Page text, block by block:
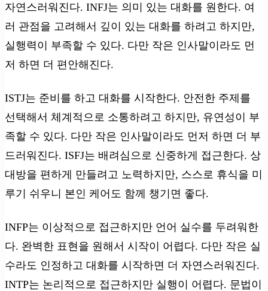
자연스러워진다. INFJ는 의미 있는 대화를 원한다. 여
러 관점을 고려해서 깊이 있는 대화를 하려고 하지만,
실행력이 부족할 수 있다. 다만 작은 인사말이라도 먼
저 하면 더 편안해진다.
ISTJ는 준비를 하고 대화를 시작한다. 안전한 주제를
선택해서 체계적으로 소통하려고 하지만, 유연성이 부
족할 수 있다. 다만 작은 인사말이라도 먼저 하면 더 부
드러워진다. ISFJ는 배려심으로 신중하게 접근한다. 상
대방을 편하게 만들려고 노력하지만, 스스로 휴식을 미
루기 쉬우니 본인 케어도 함께 챙기면 좋다.
INFP는 이상적으로 접근하지만 언어 실수를 두려워한
다. 완벽한 표현을 원해서 시작이 어렵다. 다만 작은 실
수라도 인정하고 대화를 시작하면 더 자연스러워진다.
INTP는 논리적으로 접근하지만 실행이 어렵다. 문법이